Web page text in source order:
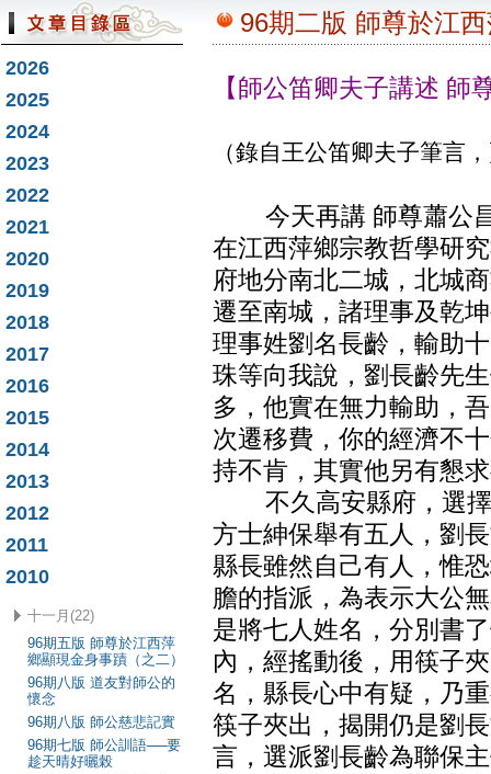
2026
2025
2024
2023
2022
2021
2020
2019
2018
2017
2016
2015
2014
2013
2012
2011
2010
十一月(22)
96期五版 師尊於江西萍
鄉顯現金身事蹟（之二）
96期八版 道友對師公的
懷念
96期八版 師公慈悲記實
96期七版 師公訓語──要
趁天晴好曬榖
96期二版 師尊於江
【師公笛卿夫子講述 師
（錄自王公笛卿夫子筆言
今天再講 師尊蕭公昌
在江西萍鄉宗教哲學研
府地分南北二城，北城
遷至南城，諸理事及乾
理事姓劉名長齡，輸助
珠等向我說，劉長齡先
多，他實在無力輸助，
次遷移費，你的經濟不
持不肯，其實他另有懇
不久高安縣府，選擇
方士紳保舉有五人，劉
縣長雖然自己有人，惟
膽的指派，為表示大公
是將七人姓名，分別書
內，經搖動後，用筷子
名，縣長心中有疑，乃
筷子夾出，揭開仍是劉
言，選派劉長齡為聯保